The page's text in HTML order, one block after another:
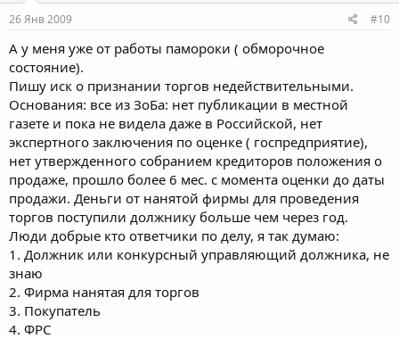
26 Янв 2009 #10
А у меня уже от работы памороки ( обморочное
состояние).
Пишу иск о признании торгов недействительными.
Основания: все из ЗоБа: нет публикации в местной
газете и пока не видела даже в Российской, нет
экспертного заключения по оценке ( госпредприятие),
нет утвержденного собранием кредиторов положения о
продаже, прошло более 6 мес. с момента оценки до даты
продажи. Деньги от нанятой фирмы для проведения
торгов поступили должнику больше чем через год.
Люди добрые кто ответчики по делу, я так думаю:
1. Должник или конкурсный управляющий должника, не
знаю
2. Фирма нанятая для торгов
3. Покупатель
4. ФРС